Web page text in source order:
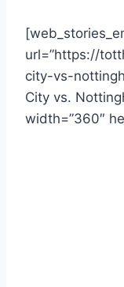
url=”https://
city-vs-
City vs.
width=”360″